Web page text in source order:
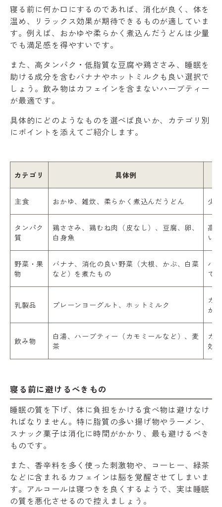
寝る前に何か口にするのであれば、消化が良く、体を
温め、リラックス効果が期待できるものが適していま
す。例えば、おかゆや柔らかく煮込んだうどんは少量
でも満足感を得やすいです。
また、高タンパク・低脂質な豆腐や鶏ささみ、睡眠を
助ける成分を含むバナナやホットミルクも良い選択で
しょう。飲み物はカフェインを含まないハーブティー
が最適です。
具体的にどのようなものを選べば良いか、カテゴリ別
にポイントを添えてご紹介します。
カテゴリ 具体例
主食 おかゆ、雑炊、柔らかく煮込んだうどん 少
タンパク
質
鶏ささみ、鶏むね肉（皮なし）、豆腐、卵、
白身魚
高
い
野菜・果
物
バナナ、消化の良い野菜（大根、かぶ、白菜
など）を煮たもの
バ
て
乳製品 プレーンヨーグルト、ホットミルク
カ
が
飲み物
白湯、ハーブティー（カモミールなど）、麦
茶
カ
効
寝る前に避けるべきもの
睡眠の質を下げ、体に負担をかける食べ物は避けなけ
ればなりません。特に脂質の多い揚げ物やラーメン、
スナック菓子は消化に時間がかかり、最も避けるべき
ものです。
また、香辛料を多く使った刺激物や、コーヒー、緑茶
などに含まれるカフェインは脳を覚醒させてしまいま
す。アルコールは寝つきを良くするようで、実は睡眠
の質を悪化させるので控えましょう。